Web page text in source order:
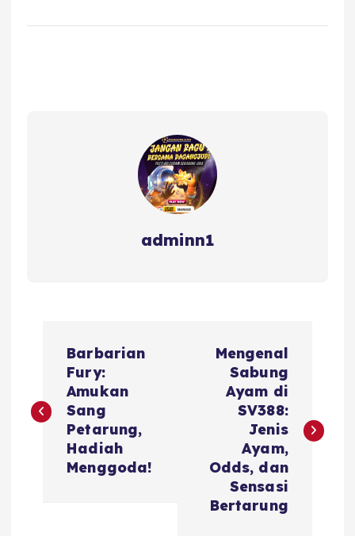
adminn1
s
Barbarian
Fury:
Amukan
Sang
Petarung,
Hadiah
Menggoda!
Mengenal
Sabung
Ayam di
SV388:
Jenis
Ayam,
Odds, dan
Sensasi
Bertarung